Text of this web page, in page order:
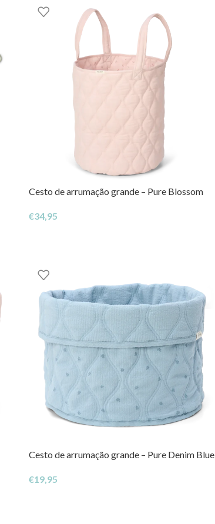
Cesto de arrumação grande – Pure Blossom
€34,95
Cesto de arrumação grande – Pure Denim Blue
€19,95